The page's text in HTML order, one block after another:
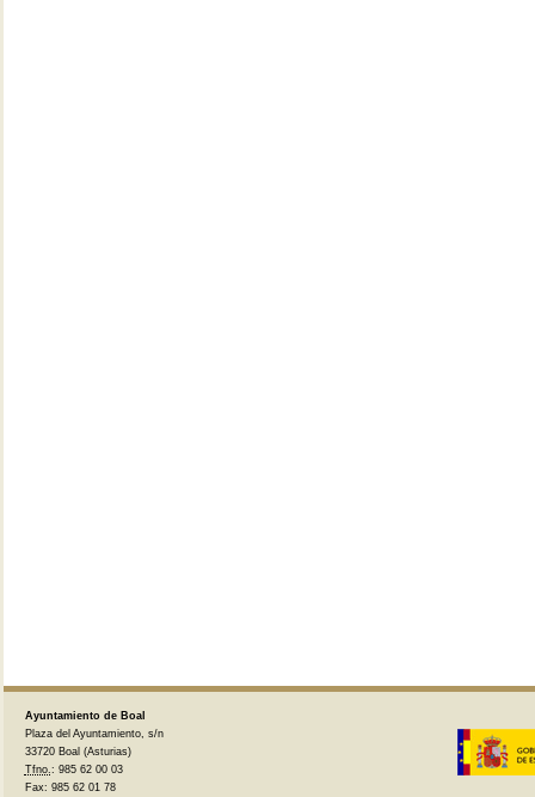
Ayuntamiento de Boal
Plaza del Ayuntamiento, s/n
33720 Boal (Asturias)
Tfno.: 985 62 00 03
Fax: 985 62 01 78